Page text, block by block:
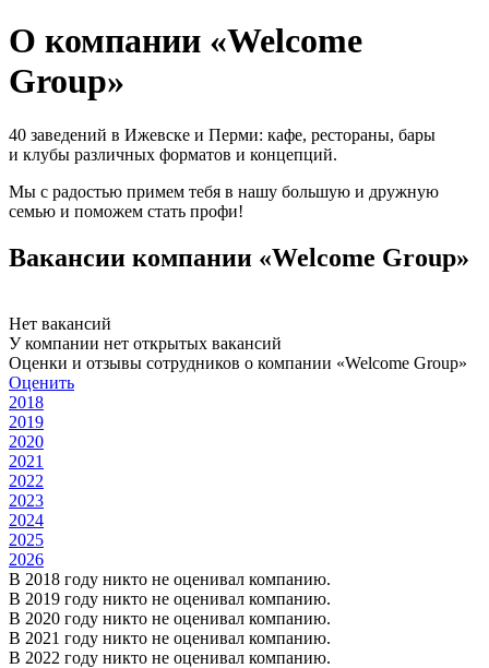
О компании «Welcome
Group»
40 заведений в Ижевске и Перми: кафе, рестораны, бары
и клубы различных форматов и концепций.
Мы с радостью примем тебя в нашу большую и дружную
семью и поможем стать профи!
Вакансии компании «Welcome Group»
Нет вакансий
У компании нет открытых вакансий
Оценки и отзывы сотрудников о компании «Welcome Group»
Оценить
2018
2019
2020
2021
2022
2023
2024
2025
2026
В 2018 году никто не оценивал компанию.
В 2019 году никто не оценивал компанию.
В 2020 году никто не оценивал компанию.
В 2021 году никто не оценивал компанию.
В 2022 году никто не оценивал компанию.